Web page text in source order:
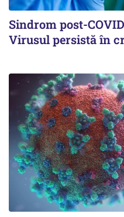
Sindrom post-
Virusul persistă în